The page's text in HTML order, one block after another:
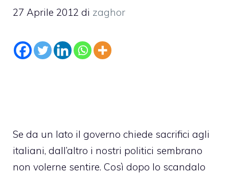
27 Aprile 2012 di zaghor
Se da un lato il governo chiede sacrifici agli
italiani, dall’altro i nostri politici sembrano
non volerne sentire. Così dopo lo scandalo